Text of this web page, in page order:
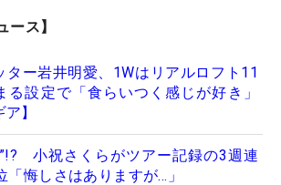
ース】
ター岩井明愛、1Wはリアルロフト11
る設定で「食らいつく感じが好き」
】
小祝さくらがツアー記録の3週連
「悔しさはありますが…」